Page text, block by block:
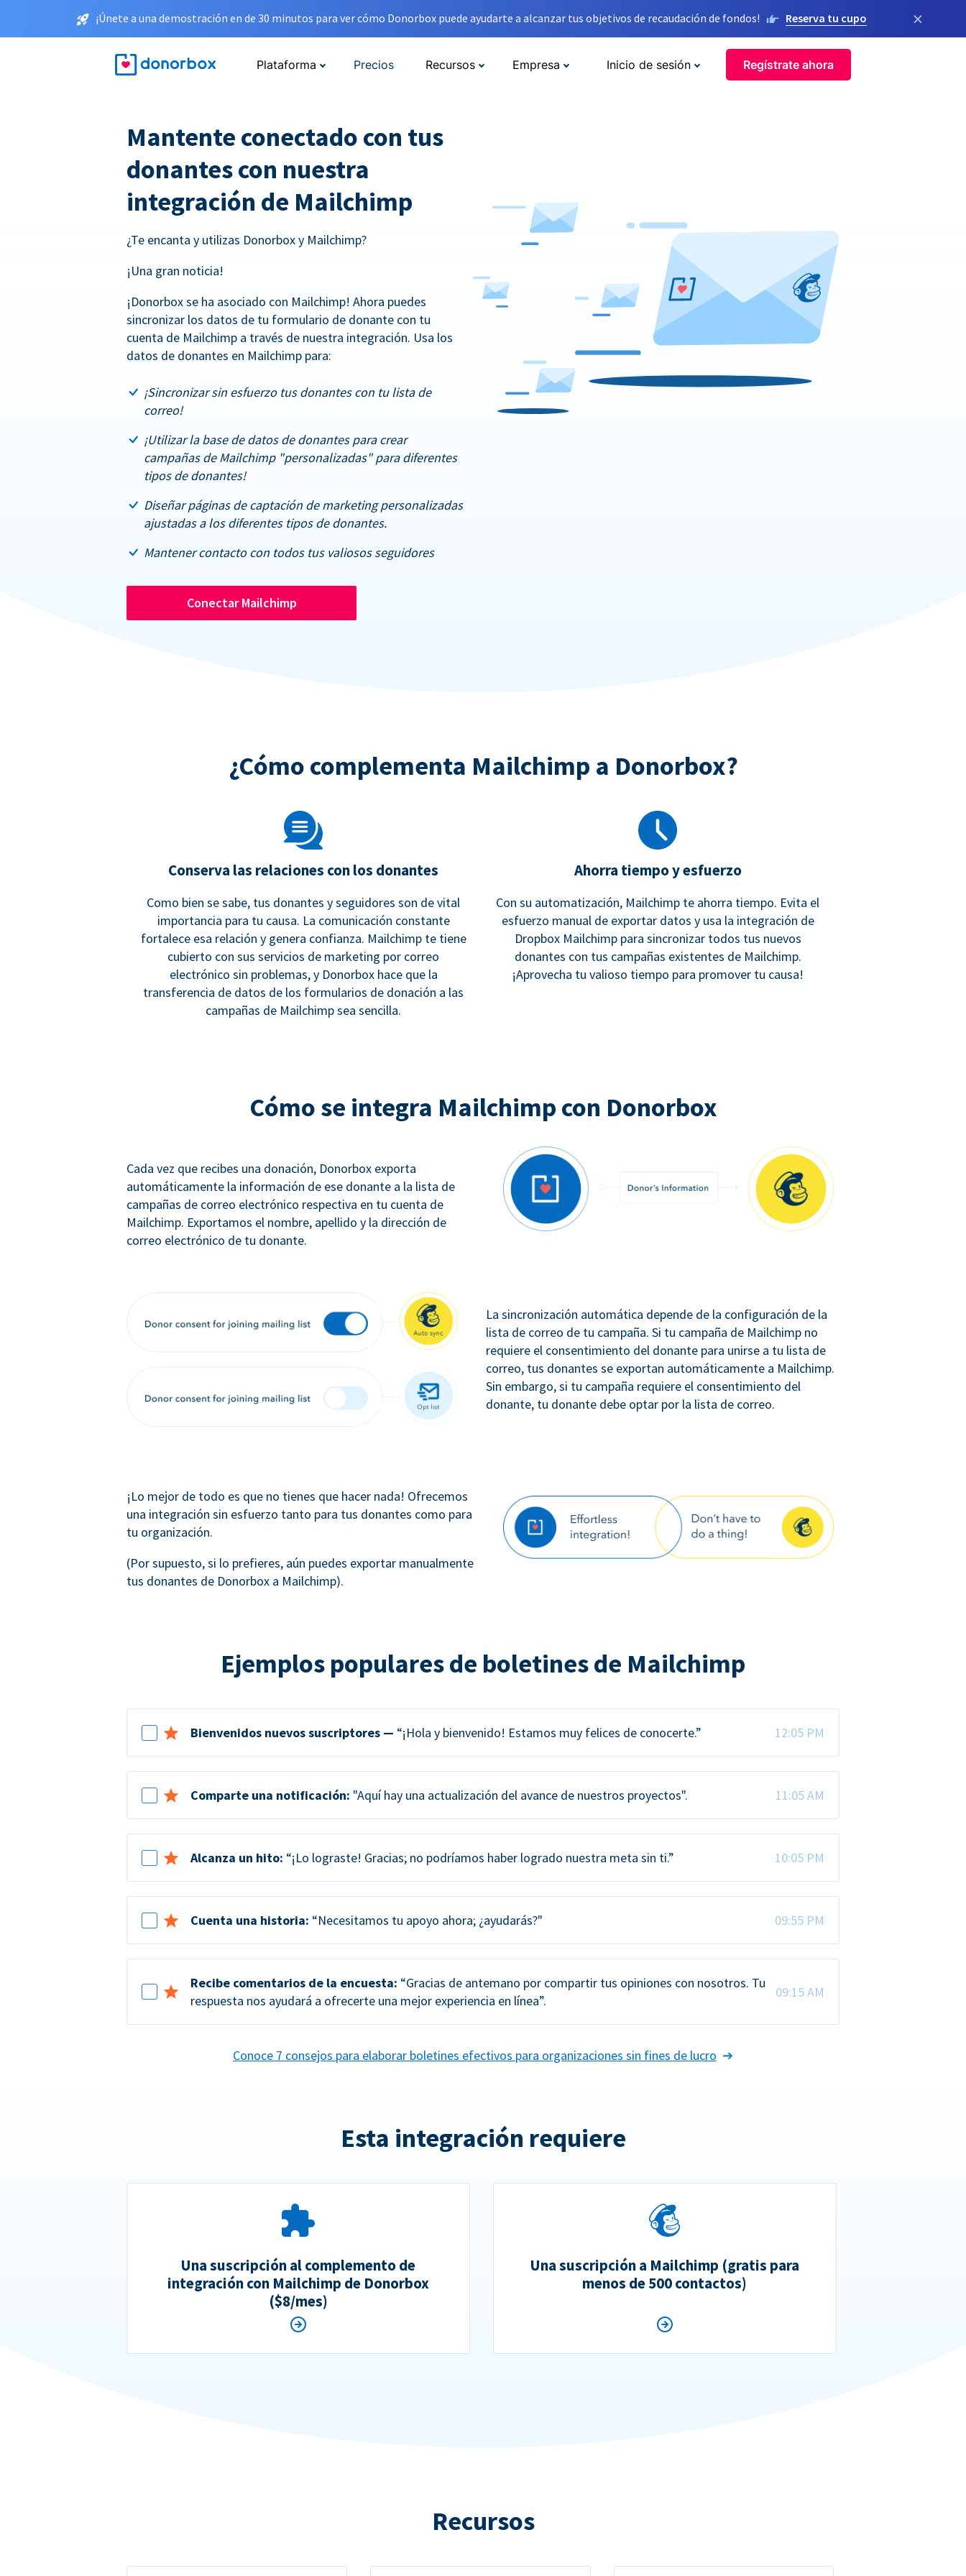
¡Únete a una demostración en de 30 minutos para ver cómo Donorbox puede ayudarte a alcanzar tus objetivos de recaudación de fondos! Reserva tu cupo ×
Plataforma Precios Recursos Empresa Inicio de sesión Regístrate ahora
Mantente conectado con tus
donantes con nuestra
integración de Mailchimp
¿Te encanta y utilizas Donorbox y Mailchimp?
¡Una gran noticia!
¡Donorbox se ha asociado con Mailchimp! Ahora puedes
sincronizar los datos de tu formulario de donante con tu
cuenta de Mailchimp a través de nuestra integración. Usa los
datos de donantes en Mailchimp para:
¡Sincronizar sin esfuerzo tus donantes con tu lista de
correo!
¡Utilizar la base de datos de donantes para crear
campañas de Mailchimp "personalizadas" para diferentes
tipos de donantes!
Diseñar páginas de captación de marketing personalizadas
ajustadas a los diferentes tipos de donantes.
Mantener contacto con todos tus valiosos seguidores
Conectar Mailchimp
¿Cómo complementa Mailchimp a Donorbox?
Conserva las relaciones con los donantes
Como bien se sabe, tus donantes y seguidores son de vital
importancia para tu causa. La comunicación constante
fortalece esa relación y genera confianza. Mailchimp te tiene
cubierto con sus servicios de marketing por correo
electrónico sin problemas, y Donorbox hace que la
transferencia de datos de los formularios de donación a las
campañas de Mailchimp sea sencilla.
Ahorra tiempo y esfuerzo
Con su automatización, Mailchimp te ahorra tiempo. Evita el
esfuerzo manual de exportar datos y usa la integración de
Dropbox Mailchimp para sincronizar todos tus nuevos
donantes con tus campañas existentes de Mailchimp.
¡Aprovecha tu valioso tiempo para promover tu causa!
Cómo se integra Mailchimp con Donorbox
Cada vez que recibes una donación, Donorbox exporta
automáticamente la información de ese donante a la lista de
campañas de correo electrónico respectiva en tu cuenta de
Mailchimp. Exportamos el nombre, apellido y la dirección de
correo electrónico de tu donante.
La sincronización automática depende de la configuración de la
lista de correo de tu campaña. Si tu campaña de Mailchimp no
requiere el consentimiento del donante para unirse a tu lista de
correo, tus donantes se exportan automáticamente a Mailchimp.
Sin embargo, si tu campaña requiere el consentimiento del
donante, tu donante debe optar por la lista de correo.
¡Lo mejor de todo es que no tienes que hacer nada! Ofrecemos
una integración sin esfuerzo tanto para tus donantes como para
tu organización.
(Por supuesto, si lo prefieres, aún puedes exportar manualmente
tus donantes de Donorbox a Mailchimp).
Ejemplos populares de boletines de Mailchimp
Bienvenidos nuevos suscriptores — “¡Hola y bienvenido! Estamos muy felices de conocerte.” 12:05 PM
Comparte una notificación: "Aquí hay una actualización del avance de nuestros proyectos". 11:05 AM
Alcanza un hito: “¡Lo lograste! Gracias; no podríamos haber logrado nuestra meta sin ti.” 10:05 PM
Cuenta una historia: “Necesitamos tu apoyo ahora; ¿ayudarás?" 09:55 PM
Recibe comentarios de la encuesta: “Gracias de antemano por compartir tus opiniones con nosotros. Tu
respuesta nos ayudará a ofrecerte una mejor experiencia en línea”.
09:15 AM
Conoce 7 consejos para elaborar boletines efectivos para organizaciones sin fines de lucro
Esta integración requiere
Una suscripción al complemento de
integración con Mailchimp de Donorbox
($8/mes)
Una suscripción a Mailchimp (gratis para
menos de 500 contactos)
Recursos